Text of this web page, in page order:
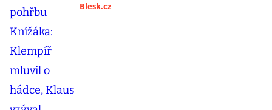
Blesk.cz